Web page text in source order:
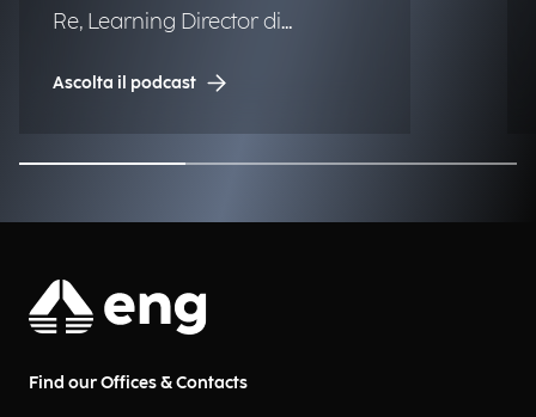
Re, Learning Director di
Ascolta il podcast
Find our Offices & Contacts